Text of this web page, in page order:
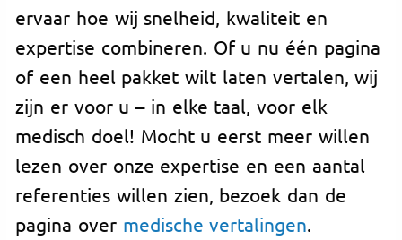
ervaar hoe wij snelheid, kwaliteit en
expertise combineren. Of u nu één pagina
of een heel pakket wilt laten vertalen, wij
zijn er voor u – in elke taal, voor elk
medisch doel! Mocht u eerst meer willen
lezen over onze expertise en een aantal
referenties willen zien, bezoek dan de
pagina over medische vertalingen.